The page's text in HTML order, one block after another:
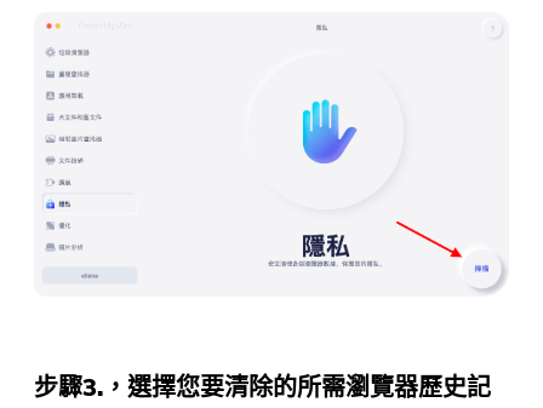
步驟3.，選擇您要清除的所需瀏覽器歷史記